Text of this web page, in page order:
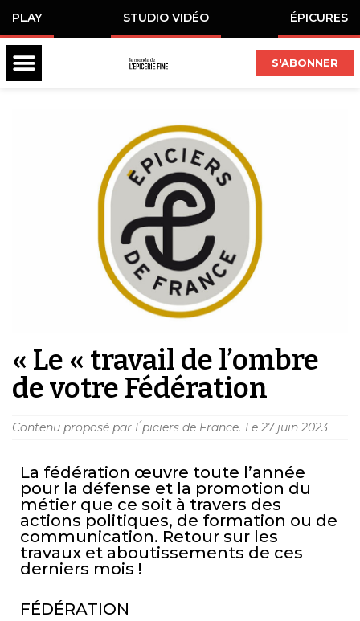
PLAY STUDIO VIDÉO ÉPICURES
S'ABONNER
« Le « travail de l’ombre
de votre Fédération
Contenu proposé par Épiciers de France. Le 27 juin 2023
La fédération œuvre toute l’année
pour la défense et la promotion du
métier que ce soit à travers des
actions politiques, de formation ou de
communication. Retour sur les
travaux et aboutissements de ces
derniers mois !
FÉDÉRATION